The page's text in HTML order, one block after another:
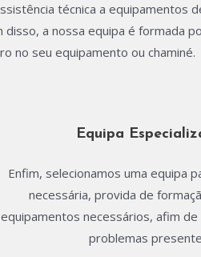
técnica a equipamentos
a nossa equipa é
no seu equipamento ou chaminé.
Equipa
Enfim, selecionamos uma equipa
necessária, provida de
equipamentos necessários, afim
problemas